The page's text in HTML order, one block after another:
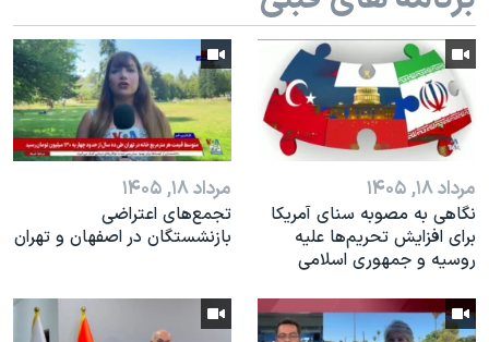
نرگس محمدی برنده جایزه نوبل صلح
همایش محافظه‌کاران آمریکا «سی‌پک»
صفحه‌های ویژه
سفر پرزیدنت ترامپ به چین
مرداد ۱۸, ۱۴۰۵
نگاهی به مصوبه سنای آمریکا
برای افزایش تحریم‌ها علیه
روسیه و جمهوری اسلامی
مرداد ۱۸, ۱۴۰۵
تجمع‌های اعتراضی
بازنشستگان در اصفهان و تهران